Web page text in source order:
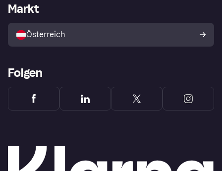
Shops entdecken
Händlerportal
Markt
Österreich
Folgen